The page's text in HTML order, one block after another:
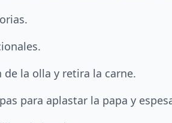
la olla y retira la carne.
para aplastar la papa y